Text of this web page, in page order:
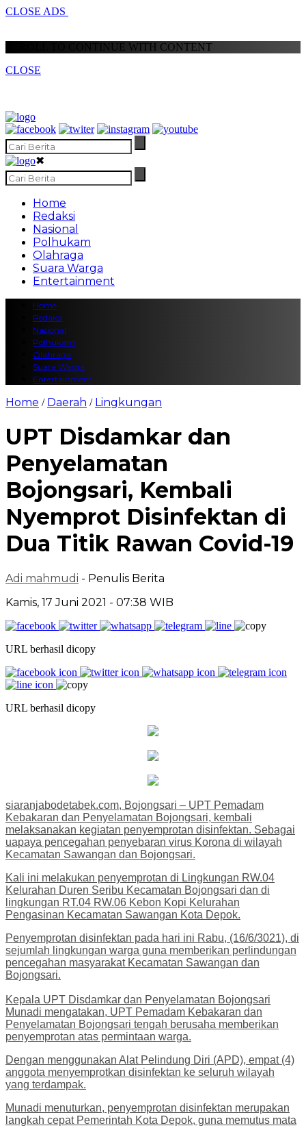
CLOSE ADS
SCROLL TO CONTINUE WITH CONTENT
CLOSE
✖
Home
Redaksi
Nasional
Polhukam
Olahraga
Suara Warga
Entertainment
Home
Redaksi
Nasional
Polhukam
Olahraga
Suara Warga
Entertainment
Home / Daerah / Lingkungan
UPT Disdamkar dan
Penyelamatan
Bojongsari, Kembali
Nyemprot Disinfektan di
Dua Titik Rawan Covid-19
Adi mahmudi - Penulis Berita
Kamis, 17 Juni 2021 - 07:38 WIB
URL berhasil dicopy
URL berhasil dicopy
siaranjabodetabek.com, Bojongsari – UPT Pemadam
Kebakaran dan Penyelamatan Bojongsari, kembali
melaksanakan kegiatan penyemprotan disinfektan. Sebagai
uapaya pencegahan penyebaran virus Korona di wilayah
Kecamatan Sawangan dan Bojongsari.
Kali ini melakukan penyemprotan di Lingkungan RW.04
Kelurahan Duren Seribu Kecamatan Bojongsari dan di
lingkungan RT.04 RW.06 Kebon Kopi Kelurahan
Pengasinan Kecamatan Sawangan Kota Depok.
Penyemprotan disinfektan pada hari ini Rabu, (16/6/3021), di
sejumlah lingkungan warga guna memberikan perlindungan
pencegahan masyarakat Kecamatan Sawangan dan
Bojongsari.
Kepala UPT Disdamkar dan Penyelamatan Bojongsari
Munadi mengatakan, UPT Pemadam Kebakaran dan
Penyelamatan Bojongsari tengah berusaha memberikan
penyemprotan atas permintaan warga.
Dengan menggunakan Alat Pelindung Diri (APD), empat (4)
anggota menyemprotkan disinfektan ke seluruh wilayah
yang terdampak.
Munadi menuturkan, penyemprotan disinfektan merupakan
langkah cepat Pemerintah Kota Depok, guna memutus mata